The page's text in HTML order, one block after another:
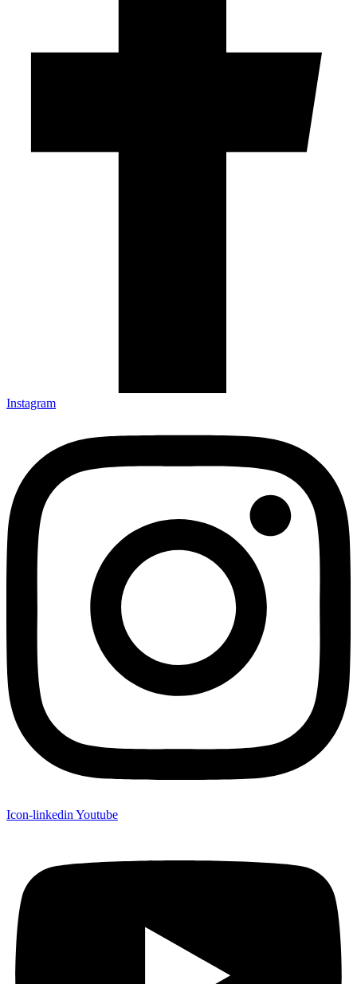
Instagram
Icon-linkedin Youtube